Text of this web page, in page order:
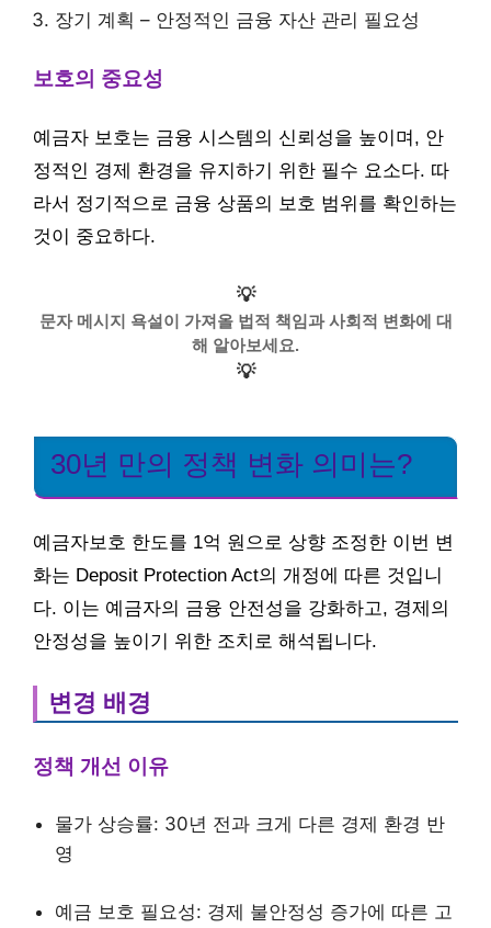
장기 계획 – 안정적인 금융 자산 관리 필요성
보호의 중요성
예금자 보호는 금융 시스템의 신뢰성을 높이며, 안
정적인 경제 환경을 유지하기 위한 필수 요소다. 따
라서 정기적으로 금융 상품의 보호 범위를 확인하는
것이 중요하다.
💡
문자 메시지 욕설이 가져올 법적 책임과 사회적 변화에 대
해 알아보세요.
💡
30년 만의 정책 변화 의미는?
예금자보호 한도를 1억 원으로 상향 조정한 이번 변
화는 Deposit Protection Act의 개정에 따른 것입니
다. 이는 예금자의 금융 안전성을 강화하고, 경제의
안정성을 높이기 위한 조치로 해석됩니다.
변경 배경
정책 개선 이유
물가 상승률: 30년 전과 크게 다른 경제 환경 반
영
예금 보호 필요성: 경제 불안정성 증가에 따른 고